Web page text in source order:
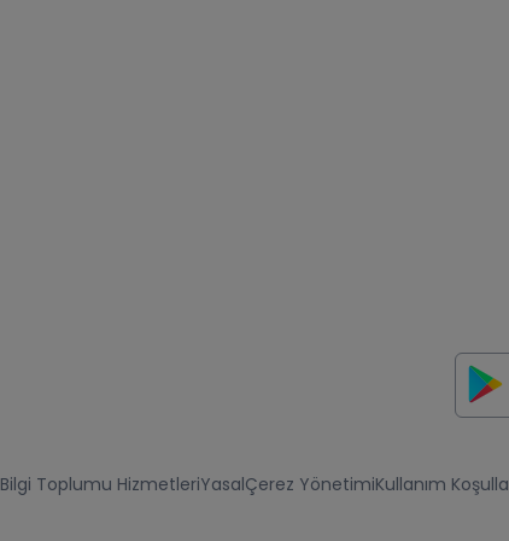
Bilgi Toplumu HizmetleriYasalÇerez YönetimiKullanım